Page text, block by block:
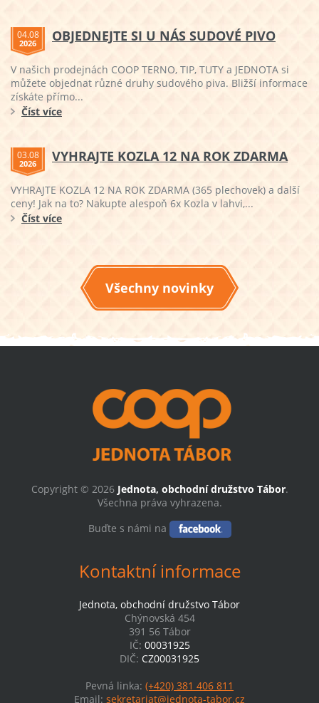
04.08
2026 OBJEDNEJTE SI U NÁS SUDOVÉ PIVO
V našich prodejnách COOP TERNO, TIP, TUTY a JEDNOTA si
můžete objednat různé druhy sudového piva. Bližší informace
získáte přímo...
Číst více
03.08
2026 VYHRAJTE KOZLA 12 NA ROK ZDARMA
VYHRAJTE KOZLA 12 NA ROK ZDARMA (365 plechovek) a další
ceny! Jak na to? Nakupte alespoň 6x Kozla v lahvi,...
Číst více
Všechny novinky
Copyright © 2026 Jednota, obchodní družstvo Tábor.
Všechna práva vyhrazena.
Buďte s námi na
Kontaktní informace
Jednota, obchodní družstvo Tábor
Chýnovská 454
391 56 Tábor
IČ: 00031925
DIČ: CZ00031925
Pevná linka: (+420) 381 406 811
Email: sekretariat@jednota-tabor.cz